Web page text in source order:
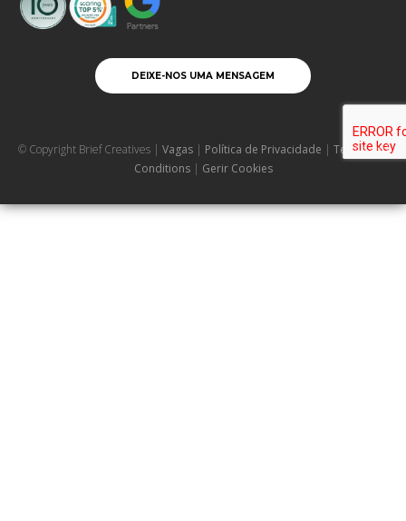
DEIXE-NOS UMA MENSAGEM
© Copyright Brief Creatives | Vagas | Política de Privacidade | Terms and
Conditions | Gerir Cookies